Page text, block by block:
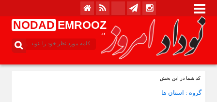
NODAD EMROOZ
.ir
کد شما در این بخش
گروه : استان ها